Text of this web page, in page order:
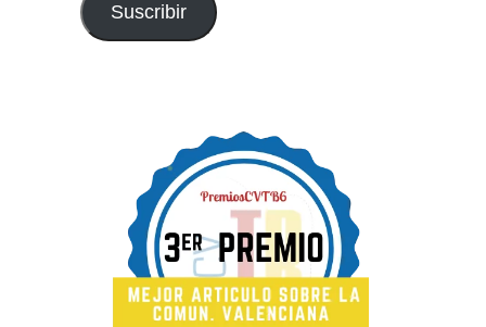
Suscribir